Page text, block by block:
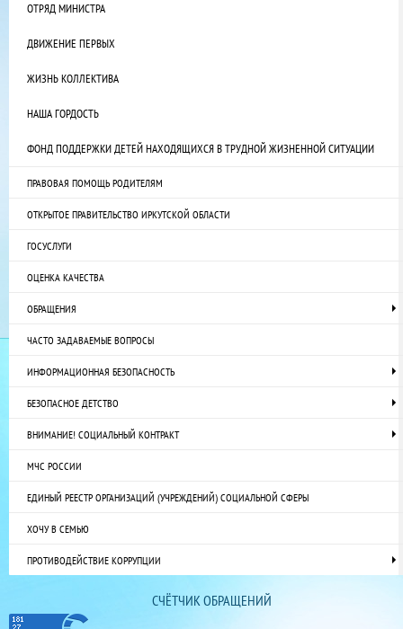
ОТРЯД МИНИСТРА
ДВИЖЕНИЕ ПЕРВЫХ
ЖИЗНЬ КОЛЛЕКТИВА
НАША ГОРДОСТЬ
ФОНД ПОДДЕРЖКИ ДЕТЕЙ НАХОДЯЩИХСЯ В ТРУДНОЙ ЖИЗНЕННОЙ СИТУАЦИИ
ПРАВОВАЯ ПОМОЩЬ РОДИТЕЛЯМ
ОТКРЫТОЕ ПРАВИТЕЛЬСТВО ИРКУТСКОЙ ОБЛАСТИ
ГОСУСЛУГИ
ОЦЕНКА КАЧЕСТВА
ОБРАЩЕНИЯ
ЧАСТО ЗАДАВАЕМЫЕ ВОПРОСЫ
ИНФОРМАЦИОННАЯ БЕЗОПАСНОСТЬ
БЕЗОПАСНОЕ ДЕТСТВО
ВНИМАНИЕ! СОЦИАЛЬНЫЙ КОНТРАКТ
МЧС РОССИИ
ЕДИНЫЙ РЕЕСТР ОРГАНИЗАЦИЙ (УЧРЕЖДЕНИЙ) СОЦИАЛЬНОЙ СФЕРЫ
ХОЧУ В СЕМЬЮ
ПРОТИВОДЕЙСТВИЕ КОРРУПЦИИ
СЧЁТЧИК ОБРАЩЕНИЙ